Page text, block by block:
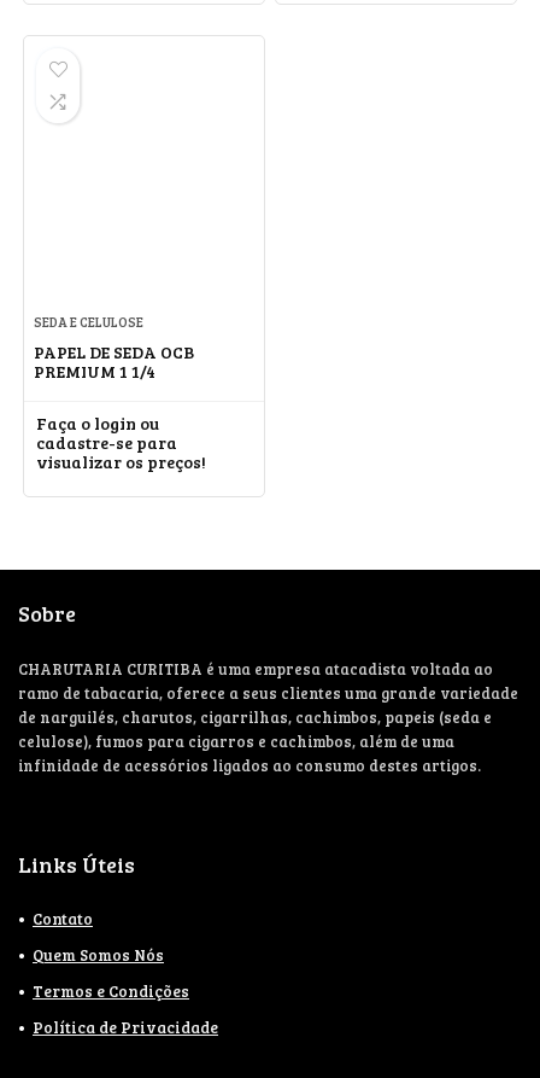
SEDA E CELULOSE
PAPEL DE SEDA OCB
PREMIUM 1 1/4
Faça o login ou
cadastre-se para
visualizar os preços!
Sobre
CHARUTARIA CURITIBA é uma empresa atacadista voltada ao
ramo de tabacaria, oferece a seus clientes uma grande variedade
de narguilés, charutos, cigarrilhas, cachimbos, papeis (seda e
celulose), fumos para cigarros e cachimbos, além de uma
infinidade de acessórios ligados ao consumo destes artigos.
Links Úteis
Contato
Quem Somos Nós
Termos e Condições
Política de Privacidade